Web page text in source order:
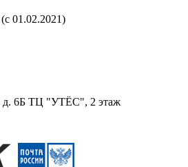
01.02.2021)
д. 6Б ТЦ "УТЁС", 2 этаж